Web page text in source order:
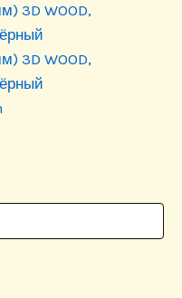
3D WOOD,
3D WOOD,